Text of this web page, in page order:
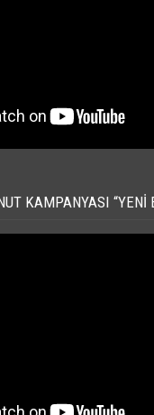
KAMPANYASI “YENI